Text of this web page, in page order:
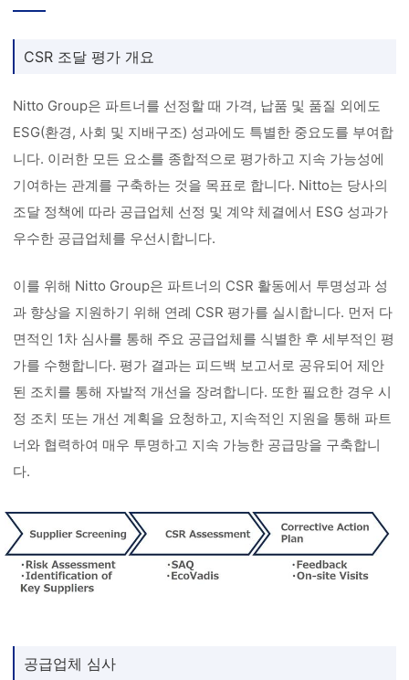
CSR 조달 평가 개요
Nitto Group은 파트너를 선정할 때 가격, 납품 및 품질 외에도
ESG(환경, 사회 및 지배구조) 성과에도 특별한 중요도를 부여합
니다. 이러한 모든 요소를 종합적으로 평가하고 지속 가능성에
기여하는 관계를 구축하는 것을 목표로 합니다. Nitto는 당사의
조달 정책에 따라 공급업체 선정 및 계약 체결에서 ESG 성과가
우수한 공급업체를 우선시합니다.
이를 위해 Nitto Group은 파트너의 CSR 활동에서 투명성과 성
과 향상을 지원하기 위해 연례 CSR 평가를 실시합니다. 먼저 다
면적인 1차 심사를 통해 주요 공급업체를 식별한 후 세부적인 평
가를 수행합니다. 평가 결과는 피드백 보고서로 공유되어 제안
된 조치를 통해 자발적 개선을 장려합니다. 또한 필요한 경우 시
정 조치 또는 개선 계획을 요청하고, 지속적인 지원을 통해 파트
너와 협력하여 매우 투명하고 지속 가능한 공급망을 구축합니
다.
공급업체 심사